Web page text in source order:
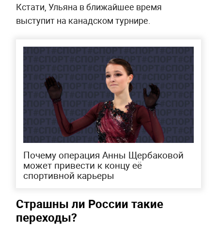
Кстати, Ульяна в ближайшее время
выступит на канадском турнире.
Почему операция Анны Щербаковой
может привести к концу её
спортивной карьеры
Страшны ли России такие
переходы?